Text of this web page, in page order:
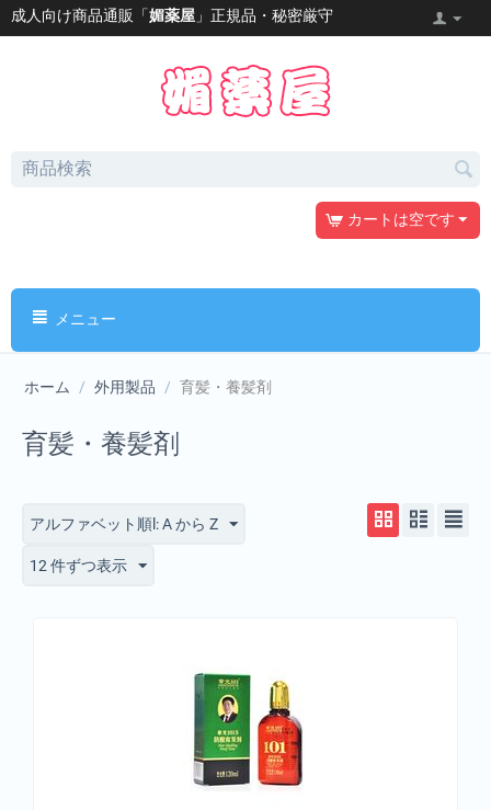
成人向け商品通販「媚薬屋 」正規品・秘密厳守
カートは空です
メニュー
ホーム / 外用製品 / 育髪・養髪剤
育髪・養髪剤
アルファベット順l: A から Z
12 件ずつ表示